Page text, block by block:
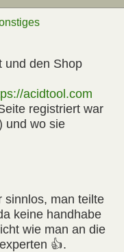
und den Shop
acidtool.com
registriert war
und wo sie
sinnlos, man teilte
keine handhabe
wie man an die
👍.